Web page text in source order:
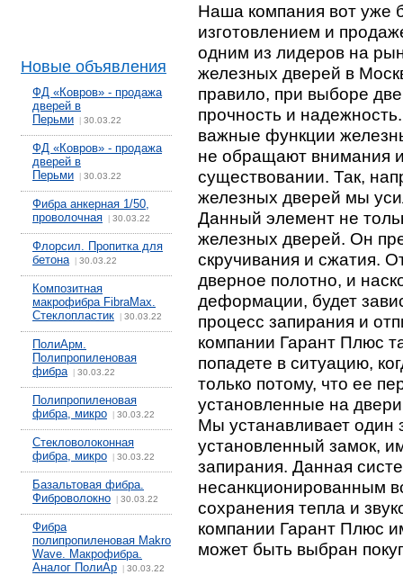
Новые объявления
ФД «Ковров» - продажа
дверей в
Перьми
30.03.22
ФД «Ковров» - продажа
дверей в
Перьми
30.03.22
Фибра анкерная 1/50,
проволочная
30.03.22
Флорсил. Пропитка для
бетона| 30.03.22
Композитная
макрофибра FibraMax.
Стеклопластик
30.03.22
ПолиАрм.
Полипропиленовая
фибра| 30.03.22
Полипропиленовая
фибра, микро
30.03.22
Стекловолоконная
фибра, микро
30.03.22
Базальтовая фибра.
Фиброволокно
30.03.22
Фибра
полипропиленовая Makro
Wave. Макрофибра.
Аналог ПолиАр
30.03.22
Наша компания вот уже
изготовлением и
одним из лидеров на
железных дверей в
правило, при выборе
прочность и
важные функции
не обращают внимания
существовании. Так,
железных дверей мы
Данный элемент не
железных дверей. Он
скручивания и сжатия.
дверное полотно, и
деформации, будет
процесс запирания и
компании Гарант Плюс
попадете в ситуацию,
только потому, что ее
установленные на
Мы устанавливает один
установленный замок,
запирания. Данная
несанкционированным
сохранения тепла и
компании Гарант Плюс
может быть выбран